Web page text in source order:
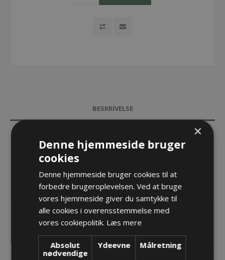
BESKRIVELSE
KONTAKT OS
Uniflex Advanced energikæde - 1775
Indvendig åbning
Bi=150
Fås op til Bi=400 ved forespørgsel
×
Denne hjemmeside bruger
cookies
Denne hjemmeside bruger cookies til at
forbedre brugeroplevelsen. Ved at bruge
vores hjemmeside giver du samtykke til
alle cookies i overensstemmelse med
vores cookiepolitik. Læs mere
Absolut
nødvendige
Ydeevne Målretning